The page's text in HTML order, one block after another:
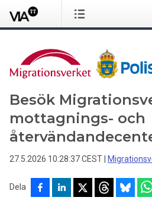
Besök
mottagnings- och
27.5.2026 10:28:37 CEST
Dela